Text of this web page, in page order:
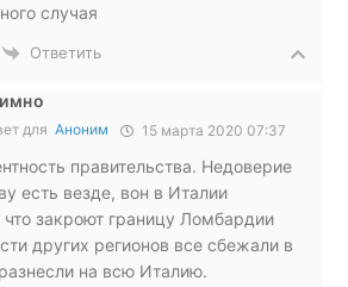
случая
Ответить
для Аноним 15 марта 2020 07:37
правительства. Недоверие
есть везде, вон в Италии
закроют границу Ломбардии
других регионов все сбежали в
на всю Италию.